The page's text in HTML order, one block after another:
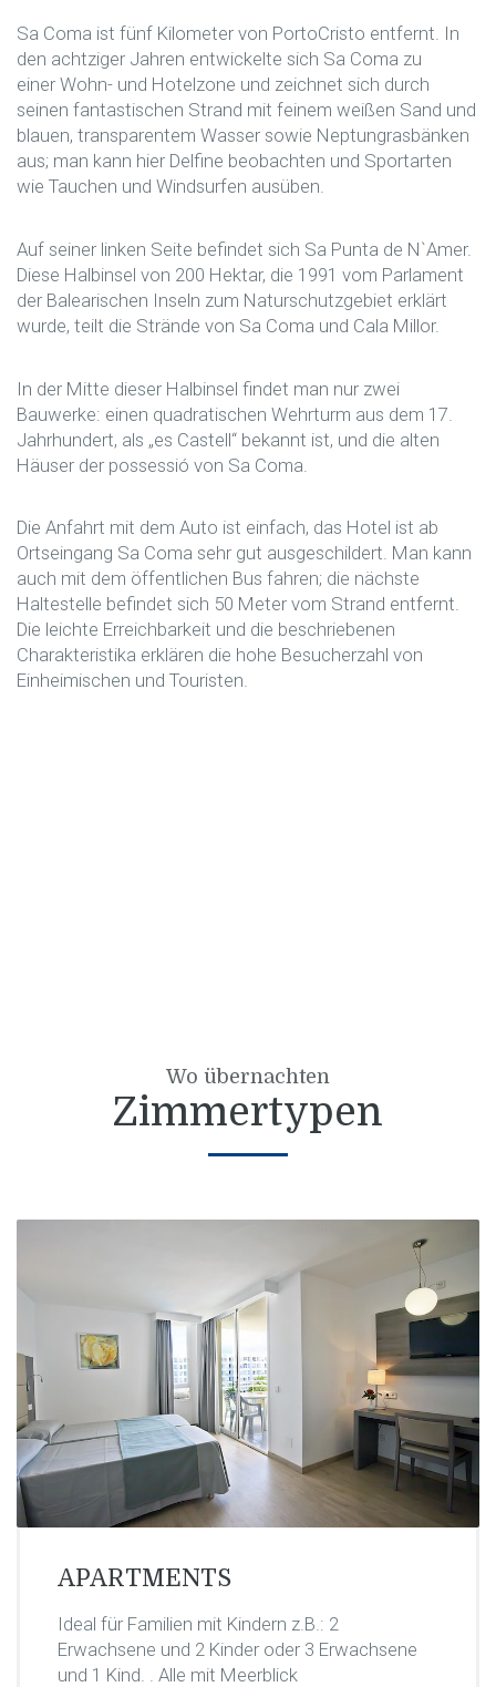
Sa Coma ist fünf Kilometer von PortoCristo entfernt. In
den achtziger Jahren entwickelte sich Sa Coma zu
einer Wohn- und Hotelzone und zeichnet sich durch
seinen fantastischen Strand mit feinem weißen Sand und
blauen, transparentem Wasser sowie Neptungrasbänken
aus; man kann hier Delfine beobachten und Sportarten
wie Tauchen und Windsurfen ausüben.
Auf seiner linken Seite befindet sich Sa Punta de N`Amer.
Diese Halbinsel von 200 Hektar, die 1991 vom Parlament
der Balearischen Inseln zum Naturschutzgebiet erklärt
wurde, teilt die Strände von Sa Coma und Cala Millor.
In der Mitte dieser Halbinsel findet man nur zwei
Bauwerke: einen quadratischen Wehrturm aus dem 17.
Jahrhundert, als „es Castell“ bekannt ist, und die alten
Häuser der possessió von Sa Coma.
Die Anfahrt mit dem Auto ist einfach, das Hotel ist ab
Ortseingang Sa Coma sehr gut ausgeschildert. Man kann
auch mit dem öffentlichen Bus fahren; die nächste
Haltestelle befindet sich 50 Meter vom Strand entfernt.
Die leichte Erreichbarkeit und die beschriebenen
Charakteristika erklären die hohe Besucherzahl von
Einheimischen und Touristen.
Wo übernachten
Zimmertypen
APARTMENTS
Ideal für Familien mit Kindern z.B.: 2
Erwachsene und 2 Kinder oder 3 Erwachsene
und 1 Kind. . Alle mit Meerblick